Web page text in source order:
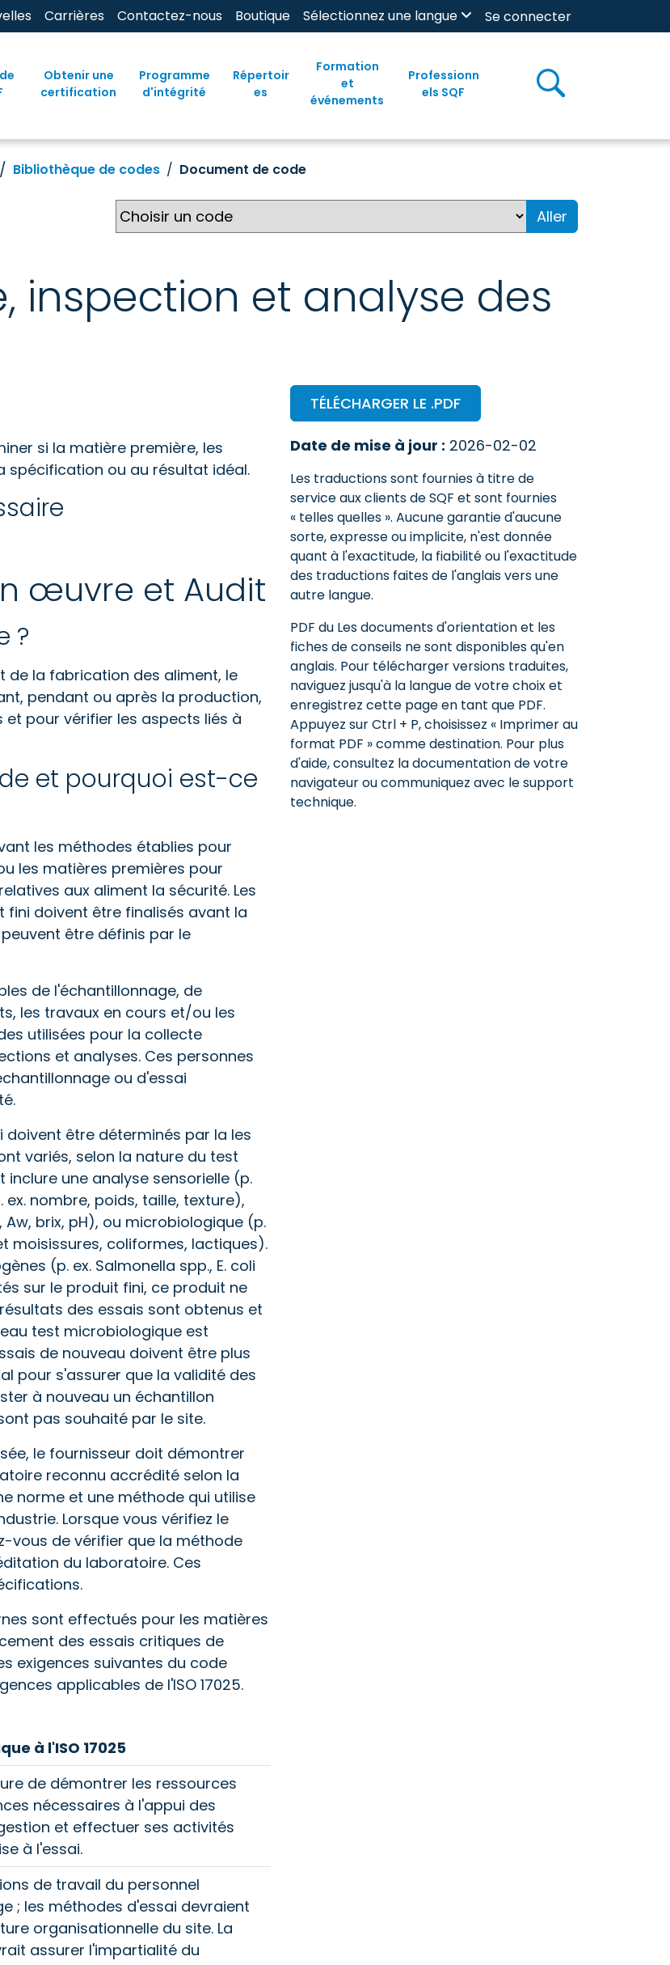
Carrières Contactez-nous Boutique Sélectionnez une langue Se connecter
Obtenir une
certification
Programme
d'intégrité
Répertoir
es
Formation
et
événements
Professionn
els SQF
Bibliothèque de codes Document de code
Aller
inspection et analyse des
si la matière première, les
spécification ou au résultat idéal.
œuvre et Audit
?
de la fabrication des aliment, le
pendant ou après la production,
pour vérifier les aspects liés à
et pourquoi est-ce
les méthodes établies pour
les matières premières pour
aux aliment la sécurité. Les
fini doivent être finalisés avant la
être définis par le
de l'échantillonnage, de
les travaux en cours et/ou les
utilisées pour la collecte
et analyses. Ces personnes
ou d'essai
être déterminés par la les
variés, selon la nature du test
une analyse sensorielle (p.
nombre, poids, taille, texture),
brix, pH), ou microbiologique (p.
moisissures, coliformes, lactiques).
(p. ex. Salmonella spp., E. coli
sur le produit fini, ce produit ne
des essais sont obtenus et
test microbiologique est
de nouveau doivent être plus
pour s'assurer que la validité des
à nouveau un échantillon
pas souhaité par le site.
le fournisseur doit démontrer
reconnu accrédité selon la
norme et une méthode qui utilise
Lorsque vous vérifiez le
vous de vérifier que la méthode
du laboratoire. Ces
sont effectués pour les matières
des essais critiques de
exigences suivantes du code
applicables de l'ISO 17025.
à l'ISO 17025
de démontrer les ressources
nécessaires à l'appui des
et effectuer ses activités
à l'essai.
de travail du personnel
; les méthodes d'essai devraient
organisationnelle du site. La
assurer l'impartialité du
TÉLÉCHARGER LE .PDF
Date de mise à jour : 2026-02-02
Les traductions sont fournies à titre de
service aux clients de SQF et sont fournies
« telles quelles ». Aucune garantie d'aucune
sorte, expresse ou implicite, n'est donnée
quant à l'exactitude, la fiabilité ou l'exactitude
des traductions faites de l'anglais vers une
autre langue.
PDF du Les documents d'orientation et les
fiches de conseils ne sont disponibles qu'en
anglais. Pour télécharger versions traduites,
naviguez jusqu'à la langue de votre choix et
enregistrez cette page en tant que PDF.
Appuyez sur Ctrl + P, choisissez « Imprimer au
format PDF » comme destination. Pour plus
d'aide, consultez la documentation de votre
navigateur ou communiquez avec le support
technique.